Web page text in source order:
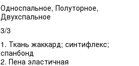
Односпальное, Полуторное,
Двухспальное
3/3
1. Ткань жаккард; синтифлекс;
спанбонд
2. Пена эластичная